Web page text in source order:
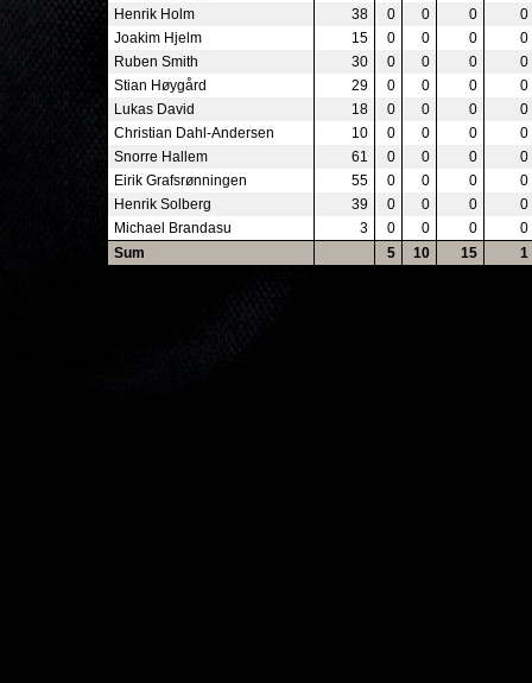
Henrik Holm
38 0 0 0
0
Joakim Hjelm
15 0 0 0
0
Ruben Smith
30 0 0 0
0
Stian Høygård
29 0 0 0
0
Lukas David
18 0 0 0
0
Christian Dahl-Andersen
10 0 0 0
0
Snorre Hallem
61 0 0 0
0
Eirik Grafsrønningen
55 0 0 0
0
Henrik Solberg
39 0 0 0
0
Michael Brandasu
3 0 0 0
0
Sum
5 10 15 1